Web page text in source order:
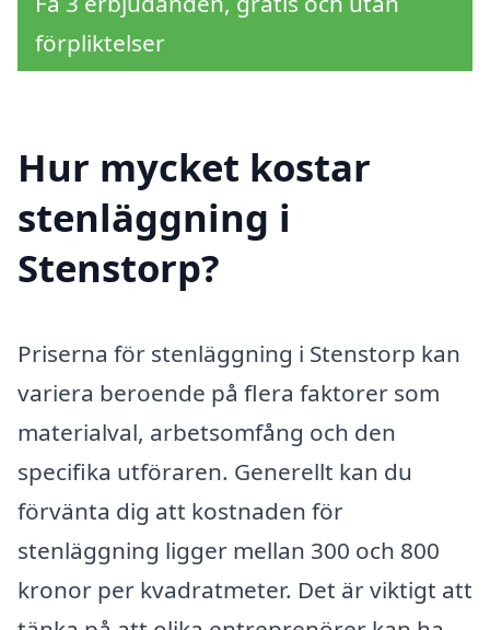
förpliktelser
Hur mycket kostar
stenläggning i
Stenstorp?
Priserna för stenläggning i Stenstorp kan
variera beroende på flera faktorer som
materialval, arbetsomfång och den
specifika utföraren. Generellt kan du
förvänta dig att kostnaden för
stenläggning ligger mellan 300 och 800
kronor per kvadratmeter. Det är viktigt att